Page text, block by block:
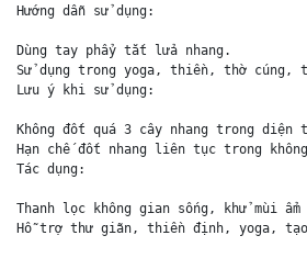
Hướng dẫn sử dụng:
Dùng tay phẩy tắt lửa nhang.
Sử dụng trong yoga, thiền, thờ cúng,
Lưu ý khi sử dụng:
Không đốt quá 3 cây nhang trong diện
Hạn chế đốt nhang liên tục trong
Tác dụng:
Thanh lọc không gian sống, khử mùi ẩm
Hỗ trợ thư giãn, thiền định, yoga, tạo